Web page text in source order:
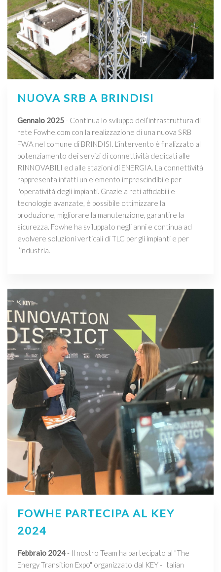
NUOVA SRB A BRINDISI
Gennaio 2025- Continua lo sviluppo dell’infrastruttura di
rete Fowhe.com con la realizzazione di una nuova SRB
FWA nel comune di BRINDISI. L’intervento è finalizzato al
potenziamento dei servizi di connettività dedicati alle
RINNOVABILI ed alle stazioni di ENERGIA. La connettività
rappresenta infatti un elemento imprescindibile per
l'operatività degli impianti. Grazie a reti affidabili e
tecnologie avanzate, è possibile ottimizzare la
produzione, migliorare la manutenzione, garantire la
sicurezza. Fowhe ha sviluppato negli anni e continua ad
evolvere soluzioni verticali di TLC per gli impianti e per
l’industria.
FOWHE PARTECIPA AL KEY
2024
Febbraio 2024- Il nostro Team ha partecipato al "The
Energy Transition Expo" organizzato dal KEY - Italian